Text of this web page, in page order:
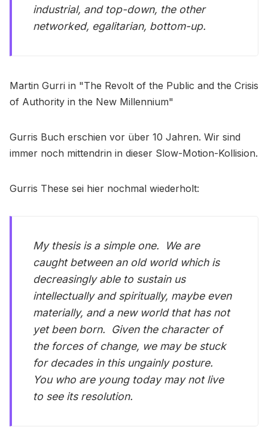
industrial, and top-down, the other
networked, egalitarian, bottom-up.
Martin Gurri in "The Revolt of the Public and the Crisis
of Authority in the New Millennium"
Gurris Buch erschien vor über 10 Jahren. Wir sind
immer noch mittendrin in dieser Slow-Motion-Kollision.
Gurris These sei hier nochmal wiederholt:
My thesis is a simple one. We are
caught between an old world which is
decreasingly able to sustain us
intellectually and spiritually, maybe even
materially, and a new world that has not
yet been born. Given the character of
the forces of change, we may be stuck
for decades in this ungainly posture.
You who are young today may not live
to see its resolution.